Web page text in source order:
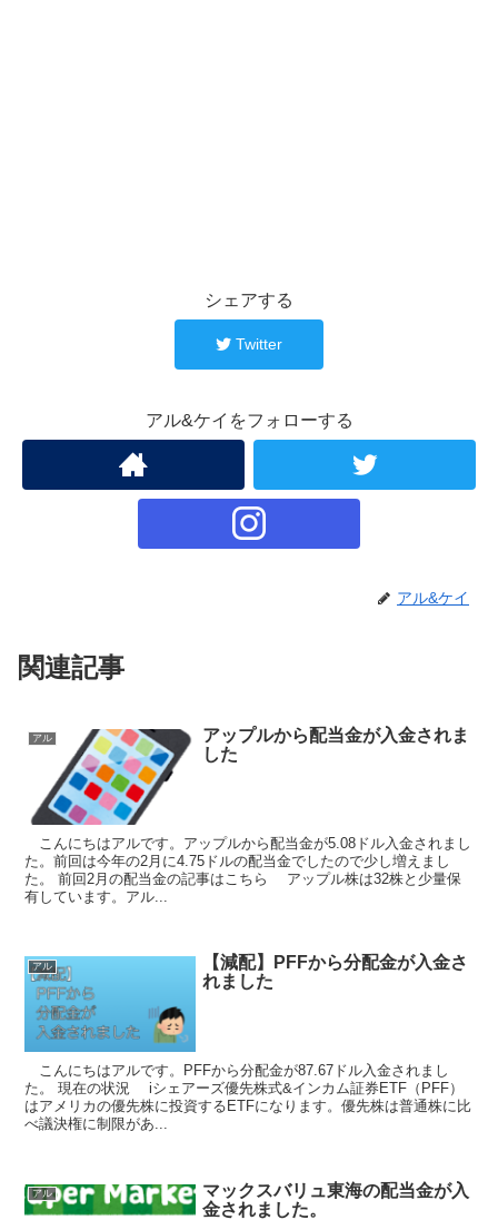
シェアする
Twitter
アル&ケイをフォローする
アル&ケイ
関連記事
アル
アップルから配当金が入金されま
した
こんにちはアルです。アップルから配当金が5.08ドル入金されまし
た。前回は今年の2月に4.75ドルの配当金でしたので少し増えまし
た。 前回2月の配当金の記事はこちら アップル株は32株と少量保
有しています。アル...
アル
【減配】PFFから分配金が入金さ
れました
こんにちはアルです。PFFから分配金が87.67ドル入金されまし
た。 現在の状況 iシェアーズ優先株式&インカム証券ETF（PFF）
はアメリカの優先株に投資するETFになります。優先株は普通株に比
べ議決権に制限があ...
アル
マックスバリュ東海の配当金が入
金されました。